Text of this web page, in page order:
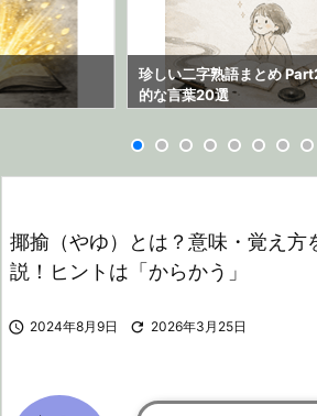
珍しい二字熟語まとめ
的な言葉20選
揶揄（やゆ）とは？意味・覚え方
説！ヒントは「からかう」
 2024年8月9日  2026年3月25日